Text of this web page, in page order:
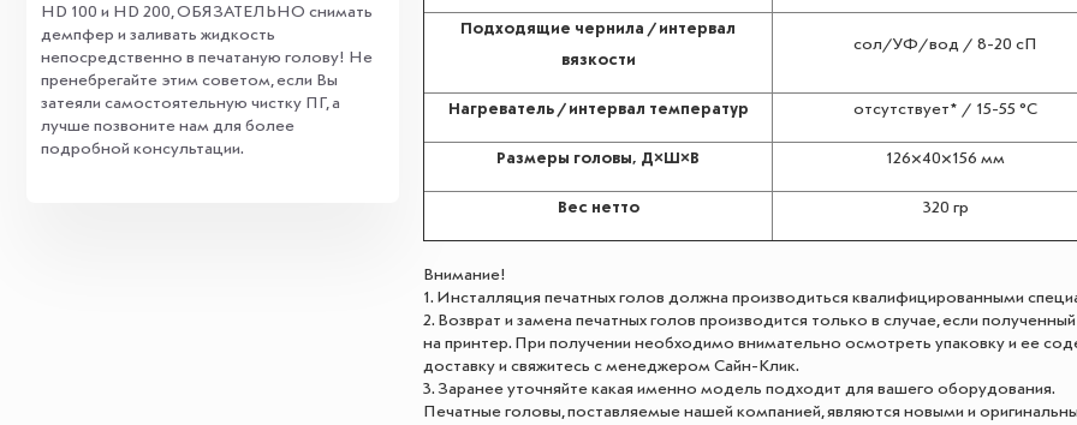
HD 100 и HD 200, ОБЯЗАТЕЛЬНО снимать
демпфер и заливать жидкость
непосредственно в печатаную голову! Не
пренебрегайте этим советом, если Вы
затеяли самостоятельную чистку ПГ, а
лучше позвоните нам для более
подробной консультации.
Подходящие чернила / интервал
вязкости
сол/УФ/вод / 8-20 сП
Нагреватель / интервал температур отсутствует* / 15-55 °C
Размеры головы, Д×Ш×В 126×40×156 мм
Вес нетто 320 гр
Внимание!
1. Инсталляция печатных голов должна производиться квалифицированными
2. Возврат и замена печатных голов производится только в случае, если
на принтер. При получении необходимо внимательно осмотреть упаковку и ее
доставку и свяжитесь с менеджером Сайн-Клик.
3. Заранее уточняйте какая именно модель подходит для вашего оборудования.
Печатные головы, поставляемые нашей компанией, являются новыми и